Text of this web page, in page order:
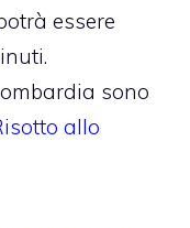
essere
sono
allo